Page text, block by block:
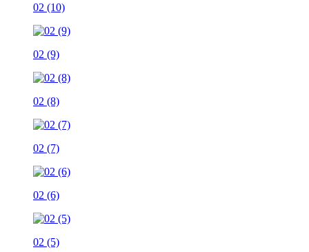
02 (10)
02 (9)
02 (8)
02 (7)
02 (6)
02 (5)